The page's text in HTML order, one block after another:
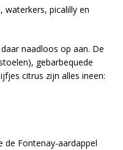
picalilly en
naadloos op aan. De
gebarbequede
citrus zijn alles ineen:
de Fontenay-aardappel